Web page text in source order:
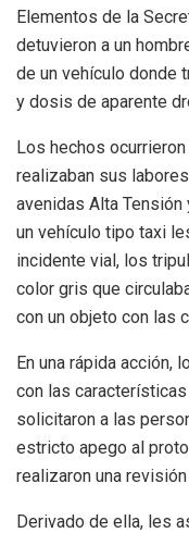
Elementos de la
detuvieron a un
de un vehículo donde
y dosis de aparente
Los hechos
realizaban sus
avenidas Alta Tensión
un vehículo tipo taxi
incidente vial, los
color gris que
con un objeto con las
En una rápida acción,
con las
solicitaron a las
estricto apego al
realizaron una
Derivado de ella, les